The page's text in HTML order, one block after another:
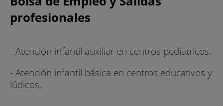
profesionales
- Atención infantil auxiliar en centros pediátricos.
- Atención infantil básica en centros educativos y
lúdicos.